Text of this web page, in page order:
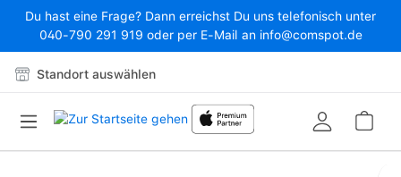
Zum Hauptinhalt springen
Du hast eine Frage? Dann erreichst Du uns telefonisch unter
040-790 291 919 oder per E-Mail an info@comspot.de
Standort auswählen